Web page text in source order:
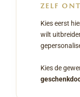
ZELF
Kies eerst
wilt
Kies de